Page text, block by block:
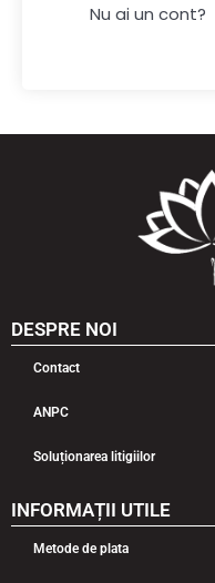
Nu ai un cont?
DESPRE NOI
Contact
ANPC
Soluționarea litigiilor
INFORMAȚII UTILE
Metode de plata